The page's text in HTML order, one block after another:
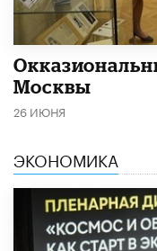
Москвы
26 ИЮНЯ
ЭКОНОМИКА